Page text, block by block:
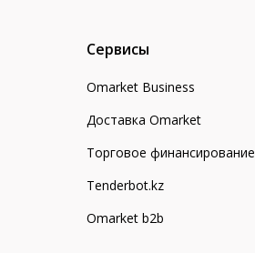
Сервисы
Omarket Business
Доставка Omarket
Торговое финансирование
Tenderbot.kz
Omarket b2b